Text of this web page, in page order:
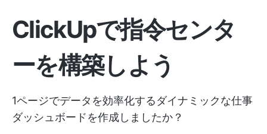
ClickUpで指令センタ
ーを構築しよう
1ページでデータを効率化するダイナミックな仕事
ダッシュボードを作成しましたか？